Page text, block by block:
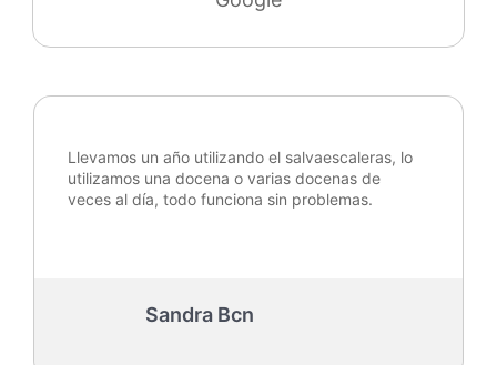
Sandra Bcn
Llevamos un año utilizando el salvaescaleras, lo
utilizamos una docena o varias docenas de
veces al día, todo funciona sin problemas.